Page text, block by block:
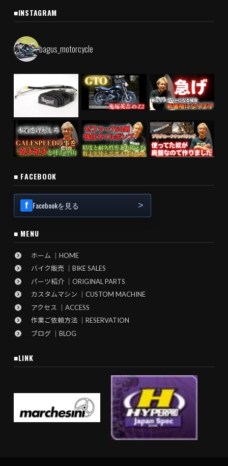
■INSTAGRAM
bagus_motorcycle
■ FACEBOOK
Facebookを見る
■ MENU
ホーム ｜HOME
バイク販売 ｜BIKE SALES
パーツ紹介 ｜ORIGINAL PARTS
カスタムマシン ｜CUSTOM MACHINE
アクセス ｜ACCESS
作業ご依頼方法 ｜RESERVATION
ブログ ｜BLOG
■LINK